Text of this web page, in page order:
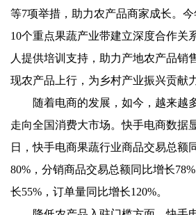
等7项举措，助力农产品商家成长。
10个重点果蔬产业带建立深度合作关
人提供培训支持，助力产地农产品销
现农产品上行，为乡村产业振兴贡献
随着电商的发展，如今，越来越
走向全国消费大市场。快手电商数据
日，快手电商果蔬行业商品交易总额
80%，分销商品交易总额同比增长
长55%，订单量同比增长120%。